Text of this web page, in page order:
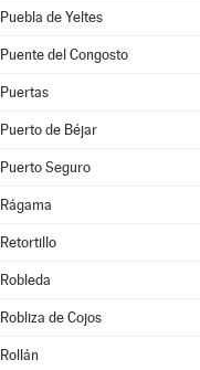
Puebla de Yeltes
Puente del Congosto
Puertas
Puerto de Béjar
Puerto Seguro
Rágama
Retortillo
Robleda
Robliza de Cojos
Rollán